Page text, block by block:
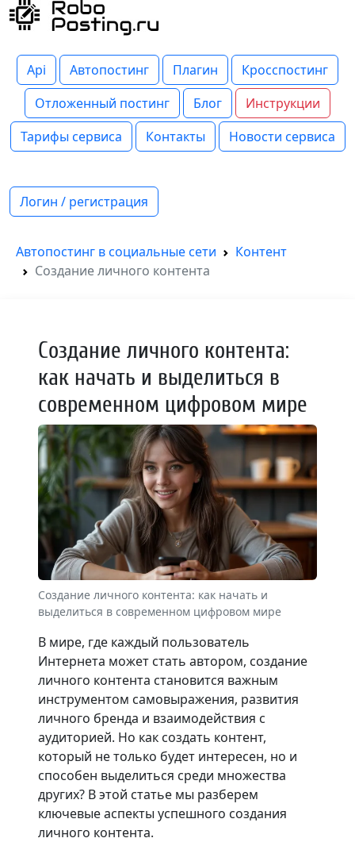
Api Автопостинг Плагин
Кросспостинг
Отложенный постинг
Блог
Инструкции
Тарифы сервиса
Контакты Новости сервиса
Логин / регистрация
Автопостинг в социальные сети
Контент
Создание личного контента
Создание личного контента:
как начать и выделиться в
современном цифровом мире
Создание личного контента: как начать и
выделиться в современном цифровом мире
В мире, где каждый пользователь
Интернета может стать автором, создание
личного контента становится важным
инструментом самовыражения, развития
личного бренда и взаимодействия с
аудиторией. Но как создать контент,
который не только будет интересен, но и
способен выделиться среди множества
других? В этой статье мы разберем
ключевые аспекты успешного создания
личного контента.